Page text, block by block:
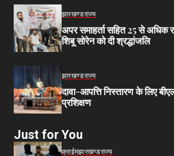
झारखण्डराज्य
अपर समाहर्ता सहित 25 से अधिक
शिबू सोरेन को दी श्रद्धांजलि
झारखण्डराज्य
दावा-आपत्ति निस्तारण के लिए
प्रशिक्षण
Just for You
क्राईमझारखण्डराज्य